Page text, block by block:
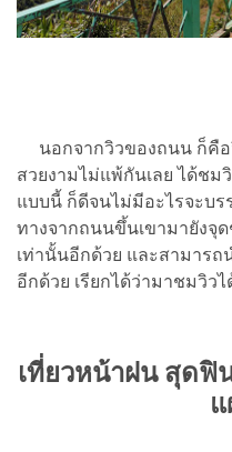
นอกจากวิวของถนน ก็คือ
สวยงามไม่แพ้กันเลย ได้ชม
แบบนี้ ก็ดีจนไม่มีอะไรจะบ
ทางจากถนนขึ้นเขามายังจุด
เท่านั้นอีกด้วย และสามารถ
อีกด้วย เรียกได้ว่ามาชมวิว
เที่ยวหน้าฝน สุดฟิ